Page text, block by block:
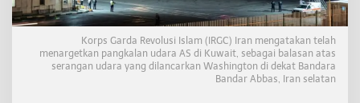
g
a
n
T
a
Korps Garda Revolusi Islam (IRGC) Iran mengatakan telah
menargetkan pangkalan udara AS di Kuwait, sebagai balasan atas
serangan udara yang dilancarkan Washington di dekat Bandara
Bandar Abbas, Iran selatan